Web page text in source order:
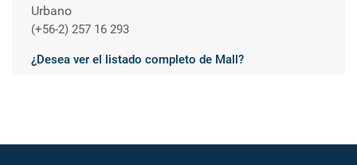
Urbano
(+56-2) 257 16 293
¿Desea ver el listado completo de Mall?